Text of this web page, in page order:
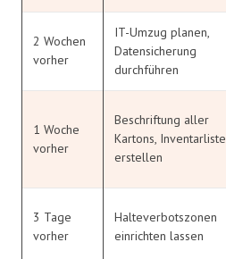
2 Wochen
vorher
IT-Umzug planen,
Datensicherung
durchführen
1 Woche
vorher
Beschriftung aller
Kartons, Inventarliste
erstellen
3 Tage
vorher
Halteverbotszonen
einrichten lassen